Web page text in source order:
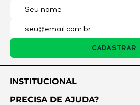
CADASTRAR
INSTITUCIONAL
PRECISA DE AJUDA?